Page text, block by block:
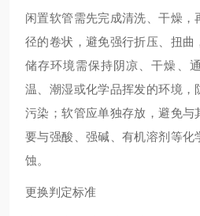
闲置软管需先完成清洗、干燥
径的卷状，避免强行折压、扭曲
储存环境需保持阴凉、干燥、
温、潮湿或化学品挥发的环境，
污染；软管应单独存放，避免与
要与强酸、强碱、有机溶剂等化
蚀。
更换判定标准